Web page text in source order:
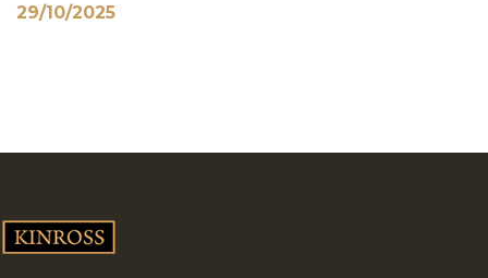
29/10/2025